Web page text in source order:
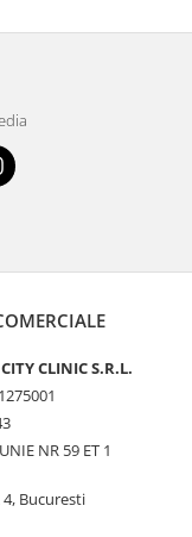
CLINIC S.R.L.
NR 59 ET 1
4, Bucuresti